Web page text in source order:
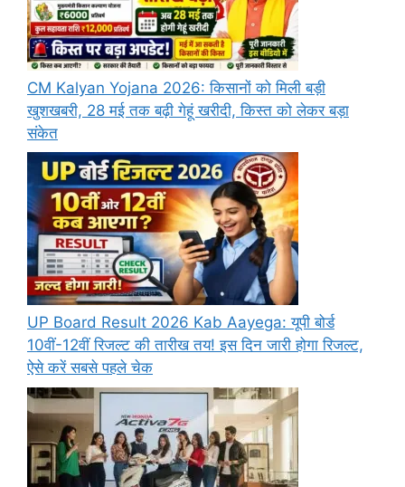
CM Kalyan Yojana 2026: किसानों को मिली बड़ी
खुशखबरी, 28 मई तक बढ़ी गेहूं खरीदी, किस्त को लेकर बड़ा
संकेत
UP Board Result 2026 Kab Aayega: यूपी बोर्ड
10वीं-12वीं रिजल्ट की तारीख तय! इस दिन जारी होगा रिजल्ट,
ऐसे करें सबसे पहले चेक